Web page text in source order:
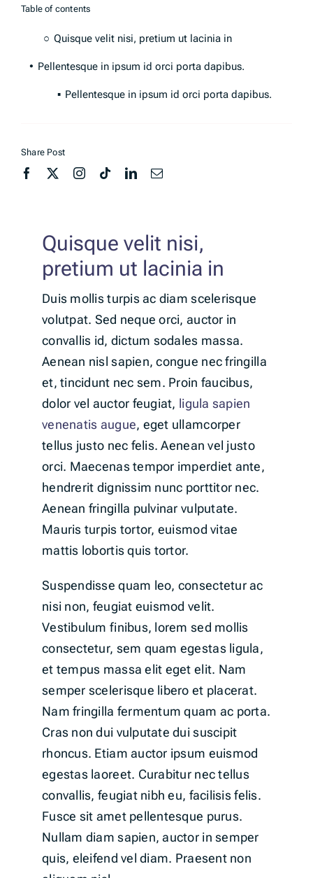
Table of contents
Quisque velit nisi, pretium ut lacinia in
Pellentesque in ipsum id orci porta dapibus.
Pellentesque in ipsum id orci porta dapibus.
Share Post
Quisque velit nisi,
pretium ut lacinia in
Duis mollis turpis ac diam scelerisque
volutpat. Sed neque orci, auctor in
convallis id, dictum sodales massa.
Aenean nisl sapien, congue nec fringilla
et, tincidunt nec sem. Proin faucibus,
dolor vel auctor feugiat, ligula sapien
venenatis augue, eget ullamcorper
tellus justo nec felis. Aenean vel justo
orci. Maecenas tempor imperdiet ante,
hendrerit dignissim nunc porttitor nec.
Aenean fringilla pulvinar vulputate.
Mauris turpis tortor, euismod vitae
mattis lobortis quis tortor.
Suspendisse quam leo, consectetur ac
nisi non, feugiat euismod velit.
Vestibulum finibus, lorem sed mollis
consectetur, sem quam egestas ligula,
et tempus massa elit eget elit. Nam
semper scelerisque libero et placerat.
Nam fringilla fermentum quam ac porta.
Cras non dui vulputate dui suscipit
rhoncus. Etiam auctor ipsum euismod
egestas laoreet. Curabitur nec tellus
convallis, feugiat nibh eu, facilisis felis.
Fusce sit amet pellentesque purus.
Nullam diam sapien, auctor in semper
quis, eleifend vel diam. Praesent non